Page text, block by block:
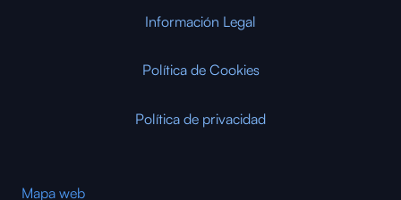
Información Legal
Política de Cookies
Política de privacidad
Mapa web